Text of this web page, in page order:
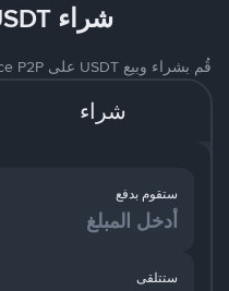
شراء USDT مقابل CNY
قُم بشراء وبيع USDT على Binance P2P باستخدام العديد من طرق الدفع
شراء
ستقوم بدفع
ستتلقى